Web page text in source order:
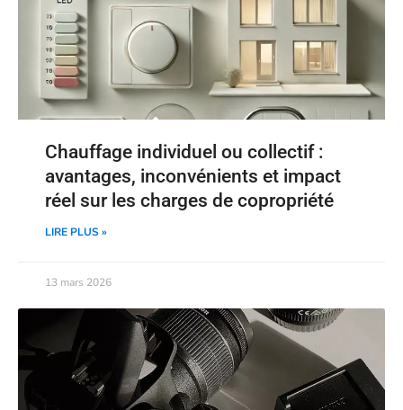
Chauffage individuel ou collectif :
avantages, inconvénients et impact
réel sur les charges de copropriété
LIRE PLUS »
13 mars 2026